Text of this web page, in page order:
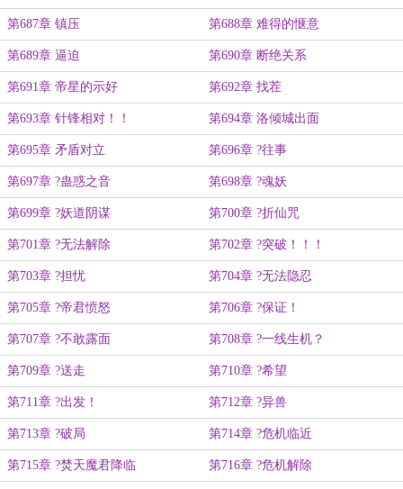
第687章 镇压 第688章 难得的惬意
第689章 逼迫 第690章 断绝关系
第691章 帝星的示好 第692章 找茬
第693章 针锋相对！！ 第694章 洛倾城出面
第695章 矛盾对立 第696章 ?往事
第697章 ?蛊惑之音 第698章 ?魂妖
第699章 ?妖道阴谋 第700章 ?折仙咒
第701章 ?无法解除 第702章 ?突破！！！
第703章 ?担忧 第704章 ?无法隐忍
第705章 ?帝君愤怒 第706章 ?保证！
第707章 ?不敢露面 第708章 ?一线生机？
第709章 ?送走 第710章 ?希望
第711章 ?出发！ 第712章 ?异兽
第713章 ?破局 第714章 ?危机临近
第715章 ?焚天魔君降临 第716章 ?危机解除